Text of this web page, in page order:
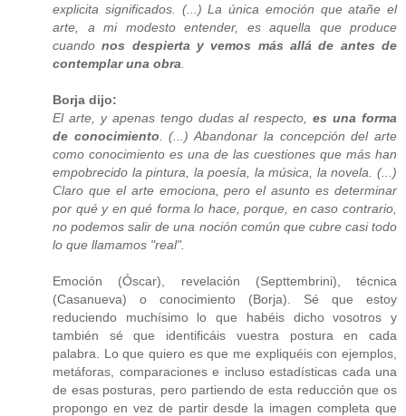
explicita significados. (...) La única emoción que atañe el
arte, a mi modesto entender, es aquella que produce
cuandonos despierta y vemos más allá de antes de
contemplar una obra
Borja dijo:
El arte, y apenas tengo dudas al respecto,es una forma
de conocimiento . (...) Abandonar la concepción del arte
como conocimiento es una de las cuestiones que más han
empobrecido la pintura, la poesía, la música, la novela. (...)
Claro que el arte emociona, pero el asunto es determinar
por qué y en qué forma lo hace, porque, en caso contrario,
no podemos salir de una noción común que cubre casi todo
lo que llamamos "real".
Emoción (Óscar), revelación (Septtembrini), técnica
(Casanueva) o conocimiento (Borja). Sé que estoy
reduciendo muchísimo lo que habéis dicho vosotros y
también sé que identificáis vuestra postura en cada
palabra. Lo que quiero es que me expliquéis con ejemplos,
metáforas, comparaciones e incluso estadísticas cada una
de esas posturas, pero partiendo de esta reducción que os
propongo en vez de partir desde la imagen completa que